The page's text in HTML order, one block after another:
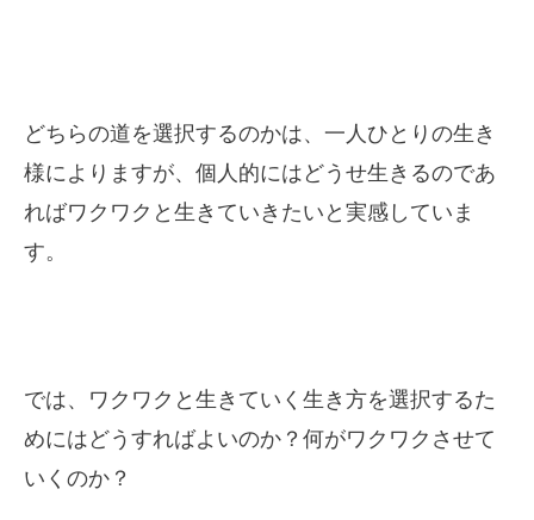
どちらの道を選択するのかは、一人ひとりの生き
様によりますが、個人的にはどうせ生きるのであ
ればワクワクと生きていきたいと実感していま
す。
では、ワクワクと生きていく生き方を選択するた
めにはどうすればよいのか？何がワクワクさせて
いくのか？